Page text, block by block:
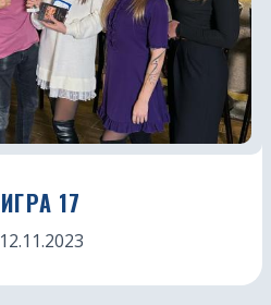
ИГРА 17
12.11.2023